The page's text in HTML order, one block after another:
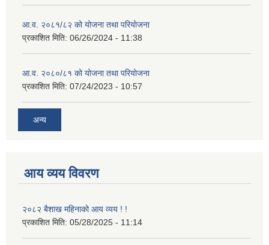
आ.व. २०८१/८२ को योजना तथा परियोजना
प्रकाशित मिति: 06/26/2024 - 11:38
आ.व. २०८०/८१ को योजना तथा परियोजना
प्रकाशित मिति: 07/24/2023 - 10:57
अन्य
आय व्यय विवरण
२०८२ बैशाख महिनाको आय व्यय ! !
प्रकाशित मिति: 05/28/2025 - 11:14